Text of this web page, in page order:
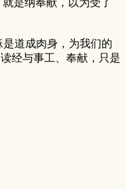
道成肉身，为我们的
经与事工、奉献，只是